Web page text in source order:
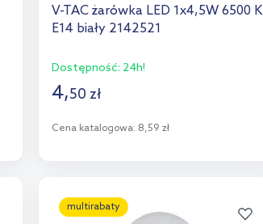
V-TAC żarówka LED 1x4,5W 6500 K
E14 biały 2142521
Dostępność: 24h!
4,50 zł
Cena katalogowa: 8,59 zł
Dodaj do porównania
multirabaty